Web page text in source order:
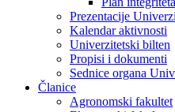
Prezentacije
Kalendar aktivnosti
Univerzitetski bilten
Propisi i dokumenti
Sednice organa
Članice
Agronomski fakultet